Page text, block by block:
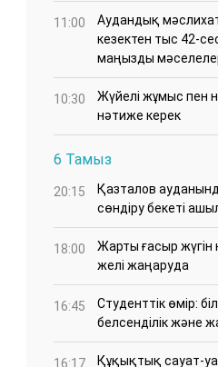
11:00
Аудандық
кезектен тыс 42-
маңызды
10:30
Жүйелі жұмыс пен
нәтиже керек
6 Тамыз
20:15
Қазталов
сөндіру бекеті
18:00
Жарты ғасыр жүгін
желі жаңаруда
16:45
Студенттік өмір:
белсенділік және
16:17 Құқықтық сауат-